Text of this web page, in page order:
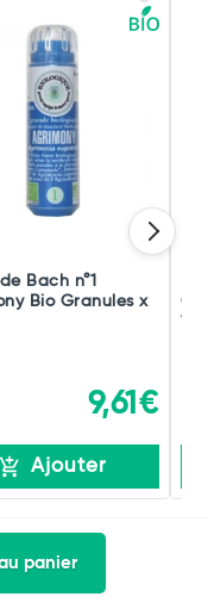
Bach n°1
Bio Granules x
9,61€
Ajouter
120
panier